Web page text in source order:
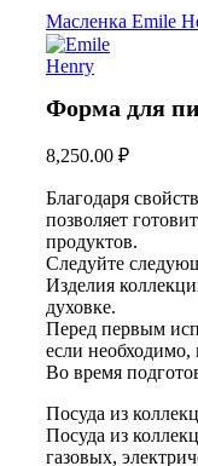
Масленка Emile
Форма для
8,250.00 ₽
Благодаря
позволяет
продуктов.
Следуйте
Изделия
духовке.
Перед первым
если необходимо,
Во время
Посуда из
Посуда из
газовых,